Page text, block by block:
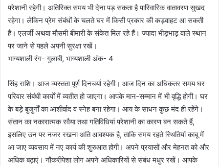
परेशानी रहेगी। अतिरिक्त समय भी देना पड़ सकता है पारिवारिक वातावरण सुखद
रहेगा। लेकिन प्रेम संबंधों के चलते घर में किसी प्रकार की कड़वाहट आ सकती
हैं। एलर्जी अथवा मौसमी बीमारी के संकेत मिल रहे हैं। ज्यादा भीड़भाड़ वाले स्थान
पर जाने से पहले अपनी सुरक्षा रखें।
भाग्यशाली रंग- गुलाबी, भाग्यशाली अंक- 4
सिंह राशि। आज व्यस्तता पूर्ण दिनचर्या रहेगी। आज दिन का अधिकतर समय घर
परिवार संबंधी कार्यों में व्यतीत हो जाएगा। आपके मान-सम्मान में भी वृद्धि होगी। घर
के बड़े बुजुर्गों का आशीर्वाद व स्नेह बना रहेगा। आय के साधन कुछ मंद ही रहेंगे।
संतान का नकारात्मक रवैया तथा गतिविधियां परेशानी का कारण बन सकते हैं,
इसलिए उन पर नजर रखना अति आवश्यक है, ताकि समय रहते स्थितियां काबू में
आ जाए व्यवसाय में नए कार्य की शुरुआत होगी। अपने प्रयासों और मेहनत को और
अधिक बढ़ाएं। नौकरीपेशा लोग अपने अधिकारियों से संबंध मधुर रखें। आपके